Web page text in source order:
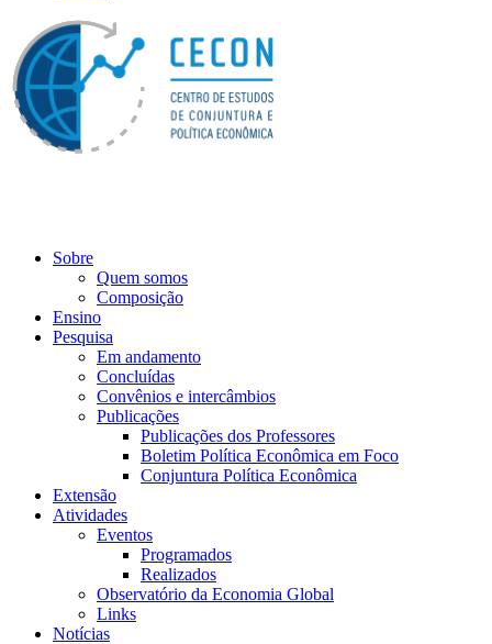
Sobre
Quem somos
Composição
Ensino
Pesquisa
Em andamento
Concluídas
Convênios e intercâmbios
Publicações
Publicações dos Professores
Boletim Política Econômica em Foco
Conjuntura Política Econômica
Extensão
Atividades
Eventos
Programados
Realizados
Observatório da Economia Global
Links
Notícias